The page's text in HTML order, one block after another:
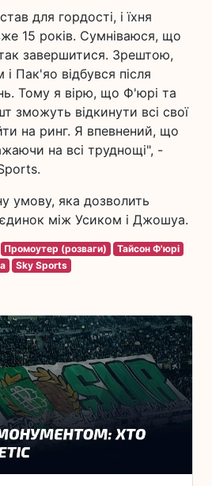
для гордості, і їхня
15 років. Сумніваюся, що
завершитися. Зрештою,
Пак'яо відбувся після
Тому я вірю, що Ф'юрі та
зможуть відкинути всі свої
на ринг. Я впевнений, що
на всі труднощі", -
умову, яка дозволить
між Усиком і Джошуа.
Промоутер (розваги)
Тайсон Ф'юрі
Sky Sports